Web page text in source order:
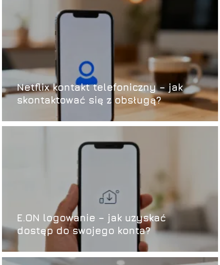
Netflix kontakt telefoniczny – jak
skontaktować się z obsługą?
E.ON logowanie – jak uzyskać
dostęp do swojego konta?